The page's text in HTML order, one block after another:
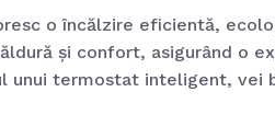
o încălzire eficientă,
și confort, asigurând o
termostat inteligent, vei